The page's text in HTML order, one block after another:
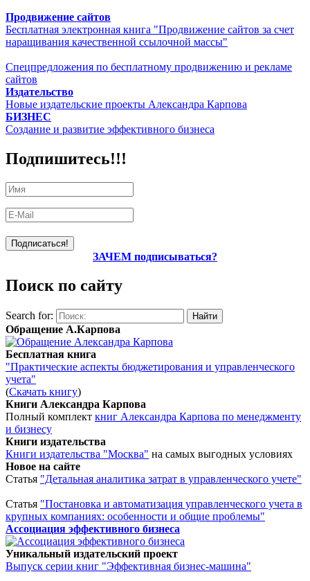
Продвижение сайтов
Бесплатная электронная книга "Продвижение сайтов за счет
наращивания качественной ссылочной массы"
Спецпредложения по бесплатному продвижению и рекламе
сайтов
Издательство
Новые издательские проекты Александра Карпова
БИЗНЕС
Создание и развитие эффективного бизнеса
Подпишитесь!!!
ЗАЧЕМ подписываться?
Поиск по сайту
Search for:
Обращение А.Карпова
Бесплатная книга
"Практические аспекты бюджетирования и управленческого
учета"
(Скачать книгу)
Книги Александра Карпова
Полный комплект книг Александра Карпова по менеджменту
и бизнесу
Книги издательства
Книги издательства "Москва" на самых выгодных условиях
Новое на сайте
Статья "Детальная аналитика затрат в управленческого учете"
Статья "Постановка и автоматизация управленческого учета в
крупных компаниях: особенности и общие проблемы"
Ассоциация эффективного бизнеса
Уникальный издательский проект
Выпуск серии книг "Эффективная бизнес-машина"